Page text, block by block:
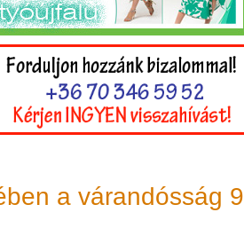
a várandósság 9